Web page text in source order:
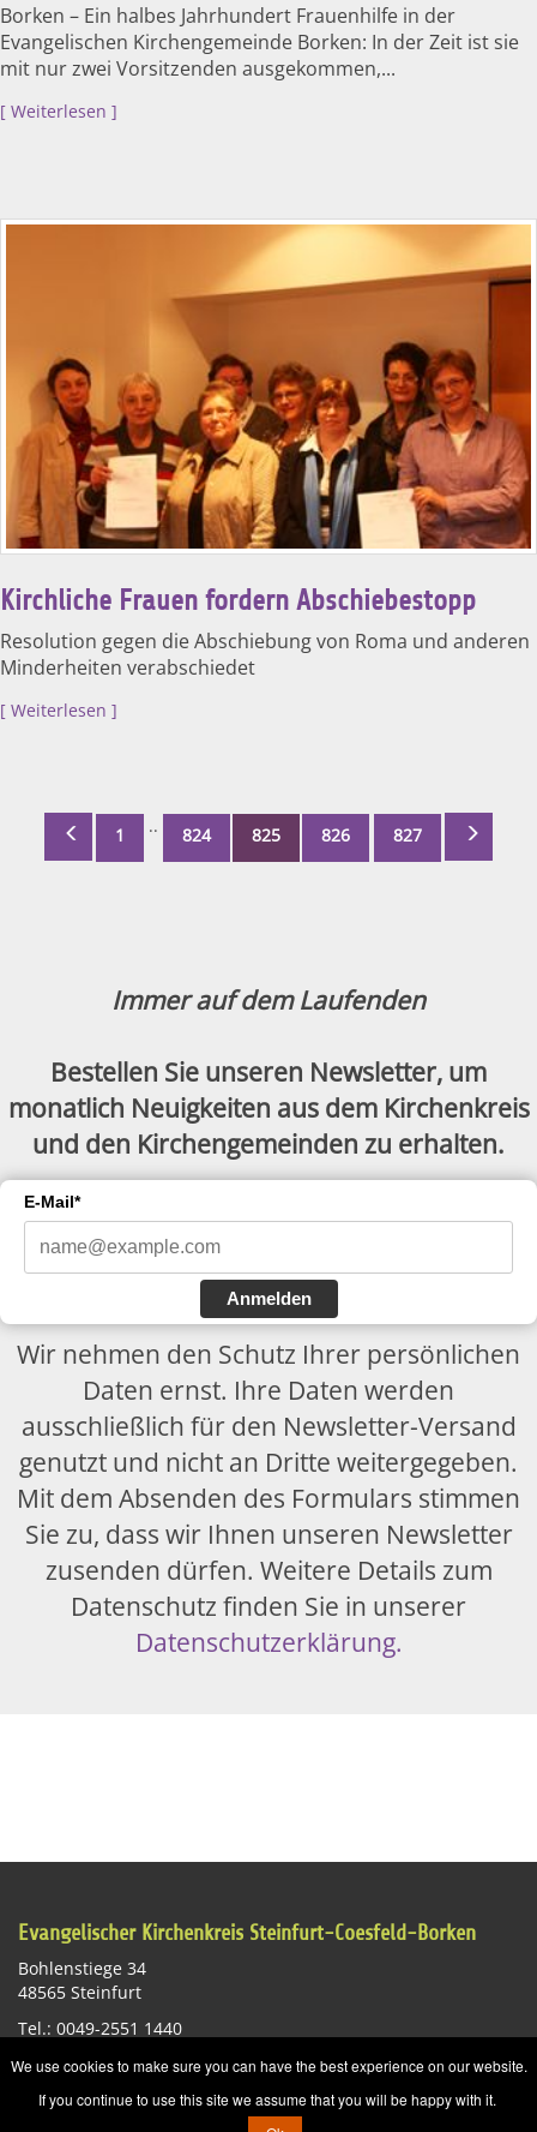
Borken – Ein halbes Jahrhundert Frauenhilfe in der
Evangelischen Kirchengemeinde Borken: In der Zeit ist sie
mit nur zwei Vorsitzenden ausgekommen,...
Weiterlesen
Kirchliche Frauen fordern Abschiebestopp
Resolution gegen die Abschiebung von Roma und anderen
Minderheiten verabschiedet
Weiterlesen
1 .. 824 825 826 827
Immer auf dem Laufenden
Bestellen Sie unseren Newsletter, um
monatlich Neuigkeiten aus dem Kirchenkreis
und den Kirchengemeinden zu erhalten.
E-Mail*
Anmelden
Wir nehmen den Schutz Ihrer persönlichen
Daten ernst. Ihre Daten werden
ausschließlich für den Newsletter-Versand
genutzt und nicht an Dritte weitergegeben.
Mit dem Absenden des Formulars stimmen
Sie zu, dass wir Ihnen unseren Newsletter
zusenden dürfen. Weitere Details zum
Datenschutz finden Sie in unserer
Datenschutzerklärung.
Evangelischer Kirchenkreis Steinfurt-Coesfeld-Borken
Bohlenstiege 34
48565 Steinfurt
Tel.: 0049-2551 1440
We use cookies to make sure you can have the best experience on our website.
If you continue to use this site we assume that you will be happy with it.